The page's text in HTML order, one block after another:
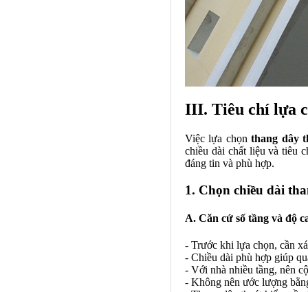
III. Tiêu chí lựa
Việc lựa chọnthang dây
chiều dài chất liệu và tiêu
đáng tin và phù hợp.
1. Chọn chiều dài
A. Căn cứ số tầng và độ
- Trước khi lựa chọn, cần
- Chiều dài phù hợp giúp
- Với nhà nhiều tầng, nên
- Không nên ước lượng